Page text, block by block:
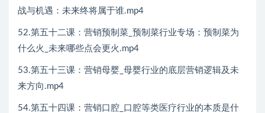
战与机遇：未来终将属于谁.mp4
52.第五十二课：营销预制菜_预制菜行业专场：预制菜为
什么火_未来哪些点会更火.mp4
53.第五十三课：营销母婴_母婴行业的底层营销逻辑及未
来方向.mp4
54.第五十四课：营销口腔_口腔等类医疗行业的本质是什